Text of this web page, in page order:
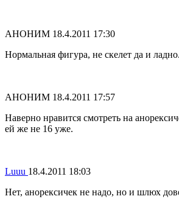
АНОНИМ 18.4.2011 17:30
Нормальная фигура, не скелет да и
АНОНИМ 18.4.2011 17:57
Наверно нравится смотреть на
ей же не 16 уже.
Luuu 18.4.2011 18:03
Нет, анорексичек не надо, но и шлюх